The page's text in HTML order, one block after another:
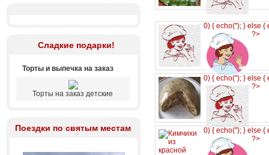
Сладкие подарки!
Торты и выпечка на заказ
Торты на заказ детские
Поездки по святым местам
0) { echo(''); } else {
?>
0) { echo(''); } else {
?>
0) { echo(''); } else {
?>